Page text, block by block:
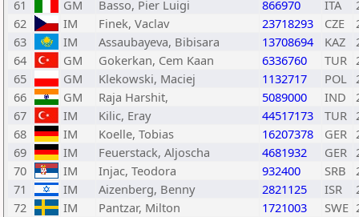
61
GM Basso, Pier Luigi 866970 ITA
62
IM Finek, Vaclav 23718293 CZE
63
IM Assaubayeva, Bibisara 13708694 KAZ
64
GM Gokerkan, Cem Kaan 6336760 TUR
65
GM Klekowski, Maciej 1132717 POL
66
GM Raja Harshit, 5089000 IND
67
IM Kilic, Eray 44517173 TUR
68
IM Koelle, Tobias 16207378 GER
69
IM Feuerstack, Aljoscha 4681932 GER
70
IM Injac, Teodora 932400 SRB
71
IM Aizenberg, Benny 2821125 ISR
72
IM Pantzar, Milton 1721003 SWE